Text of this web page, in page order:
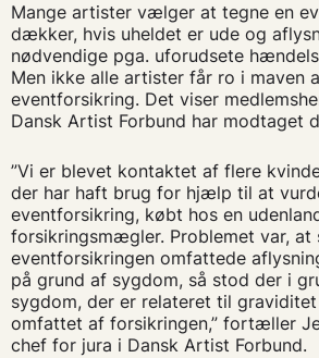
Mange artister vælger at tegne en
dækker, hvis uheldet er ude og
nødvendige pga. uforudsete
Men ikke alle artister får ro i maven
eventforsikring. Det viser
Dansk Artist Forbund har modtaget
”Vi er blevet kontaktet af flere
der har haft brug for hjælp til at
eventforsikring, købt hos en
forsikringsmægler. Problemet var, at
eventforsikringen omfattede
på grund af sygdom, så stod der i
sygdom, der er relateret til
omfattet af forsikringen,” fortæller
chef for jura i Dansk Artist Forbund.